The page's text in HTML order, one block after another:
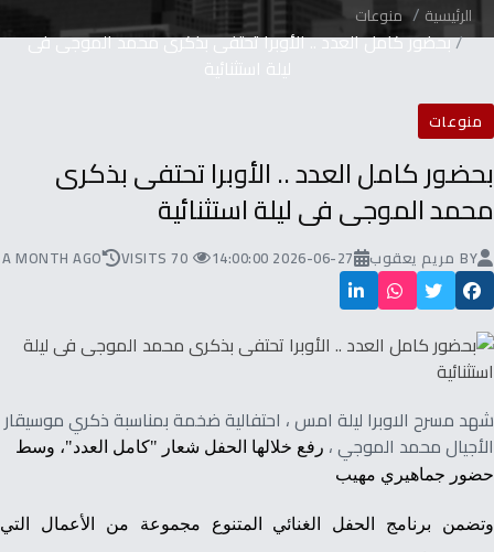
الرئيسية منوعات
بحضور كامل العدد .. الأوبرا تحتفى بذكرى محمد الموجى فى
ليلة استثنائية
منوعات
بحضور كامل العدد .. الأوبرا تحتفى بذكرى
محمد الموجى فى ليلة استثنائية
BY مريم يعقوب 2026-06-27 14:00:00
70 VISITS
A MONTH AGO
شهد مسرح الاوبرا ليلة امس ، احتفالية ضخمة بمناسبة ذكري موسيقار
الأجيال محمد الموجي ، رفع خلالها الحفل شعار "كامل العدد"، وسط
حضور جماهيري مهيب
وتضمن برنامج الحفل الغنائي المتنوع مجموعة من الأعمال التي